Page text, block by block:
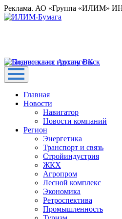
Реклама. АО «Группа «ИЛИМ»
Главная
Новости
Навигатор
Новости компаний
Регион
Энергетика
Транспорт и связь
Стройиндустрия
ЖКХ
Агропром
Лесной комплекс
Экономика
Ретроспектива
Промышленность